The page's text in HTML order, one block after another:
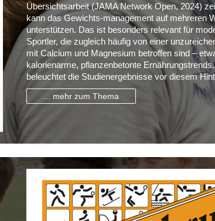
Übersichtsarbeit (JAMA Network Open, 2024)
kann das Gewichts-management auf mehreren
unterstützen. Das ist besonders relevant für
Sportler, die zugleich häufig von einer
mit Calcium und Magnesium betroffen sind –
kalorienarme, pflanzenbetonte
beleuchtet die Studienergebnisse vor diesem
... mehr zum Thema